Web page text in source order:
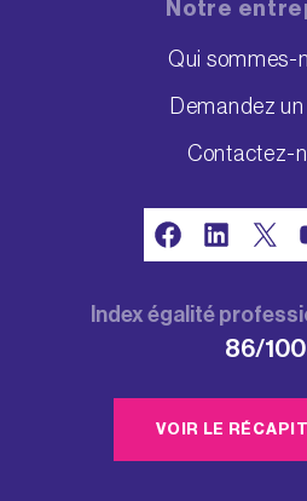
Notre
Qui sommes-
Demandez
Contactez-
FacebookLinkedIn
Index égalité
86/100
VOIR LE